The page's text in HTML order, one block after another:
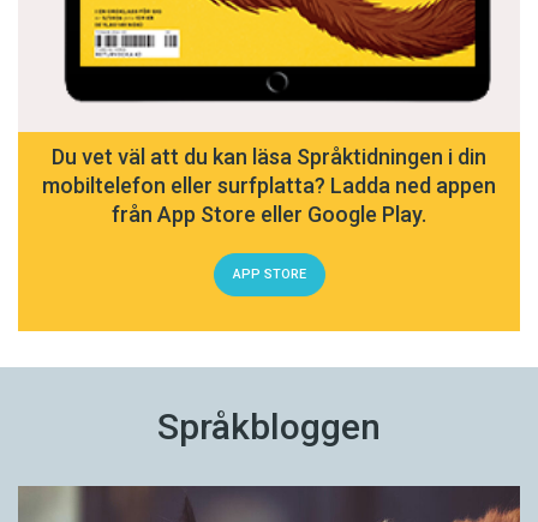
Du vet väl att du kan läsa Språktidningen i din
mobiltelefon eller surfplatta? Ladda ned appen
från App Store eller Google Play.
APP STORE
Språkbloggen